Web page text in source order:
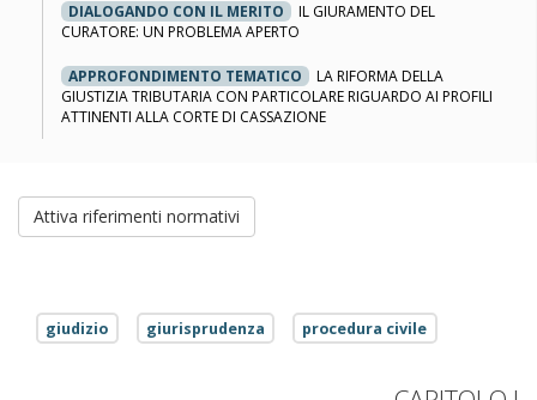
DIALOGANDO CON IL MERITO
IL GIURAMENTO DEL
CURATORE: UN PROBLEMA APERTO
APPROFONDIMENTO TEMATICO
LA RIFORMA DELLA
GIUSTIZIA TRIBUTARIA CON PARTICOLARE RIGUARDO AI PROFILI
ATTINENTI ALLA CORTE DI CASSAZIONE
Attiva riferimenti normativi
giudizio giurisprudenza procedura civile